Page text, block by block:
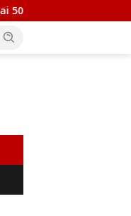
Peringati HUT Ke 53,